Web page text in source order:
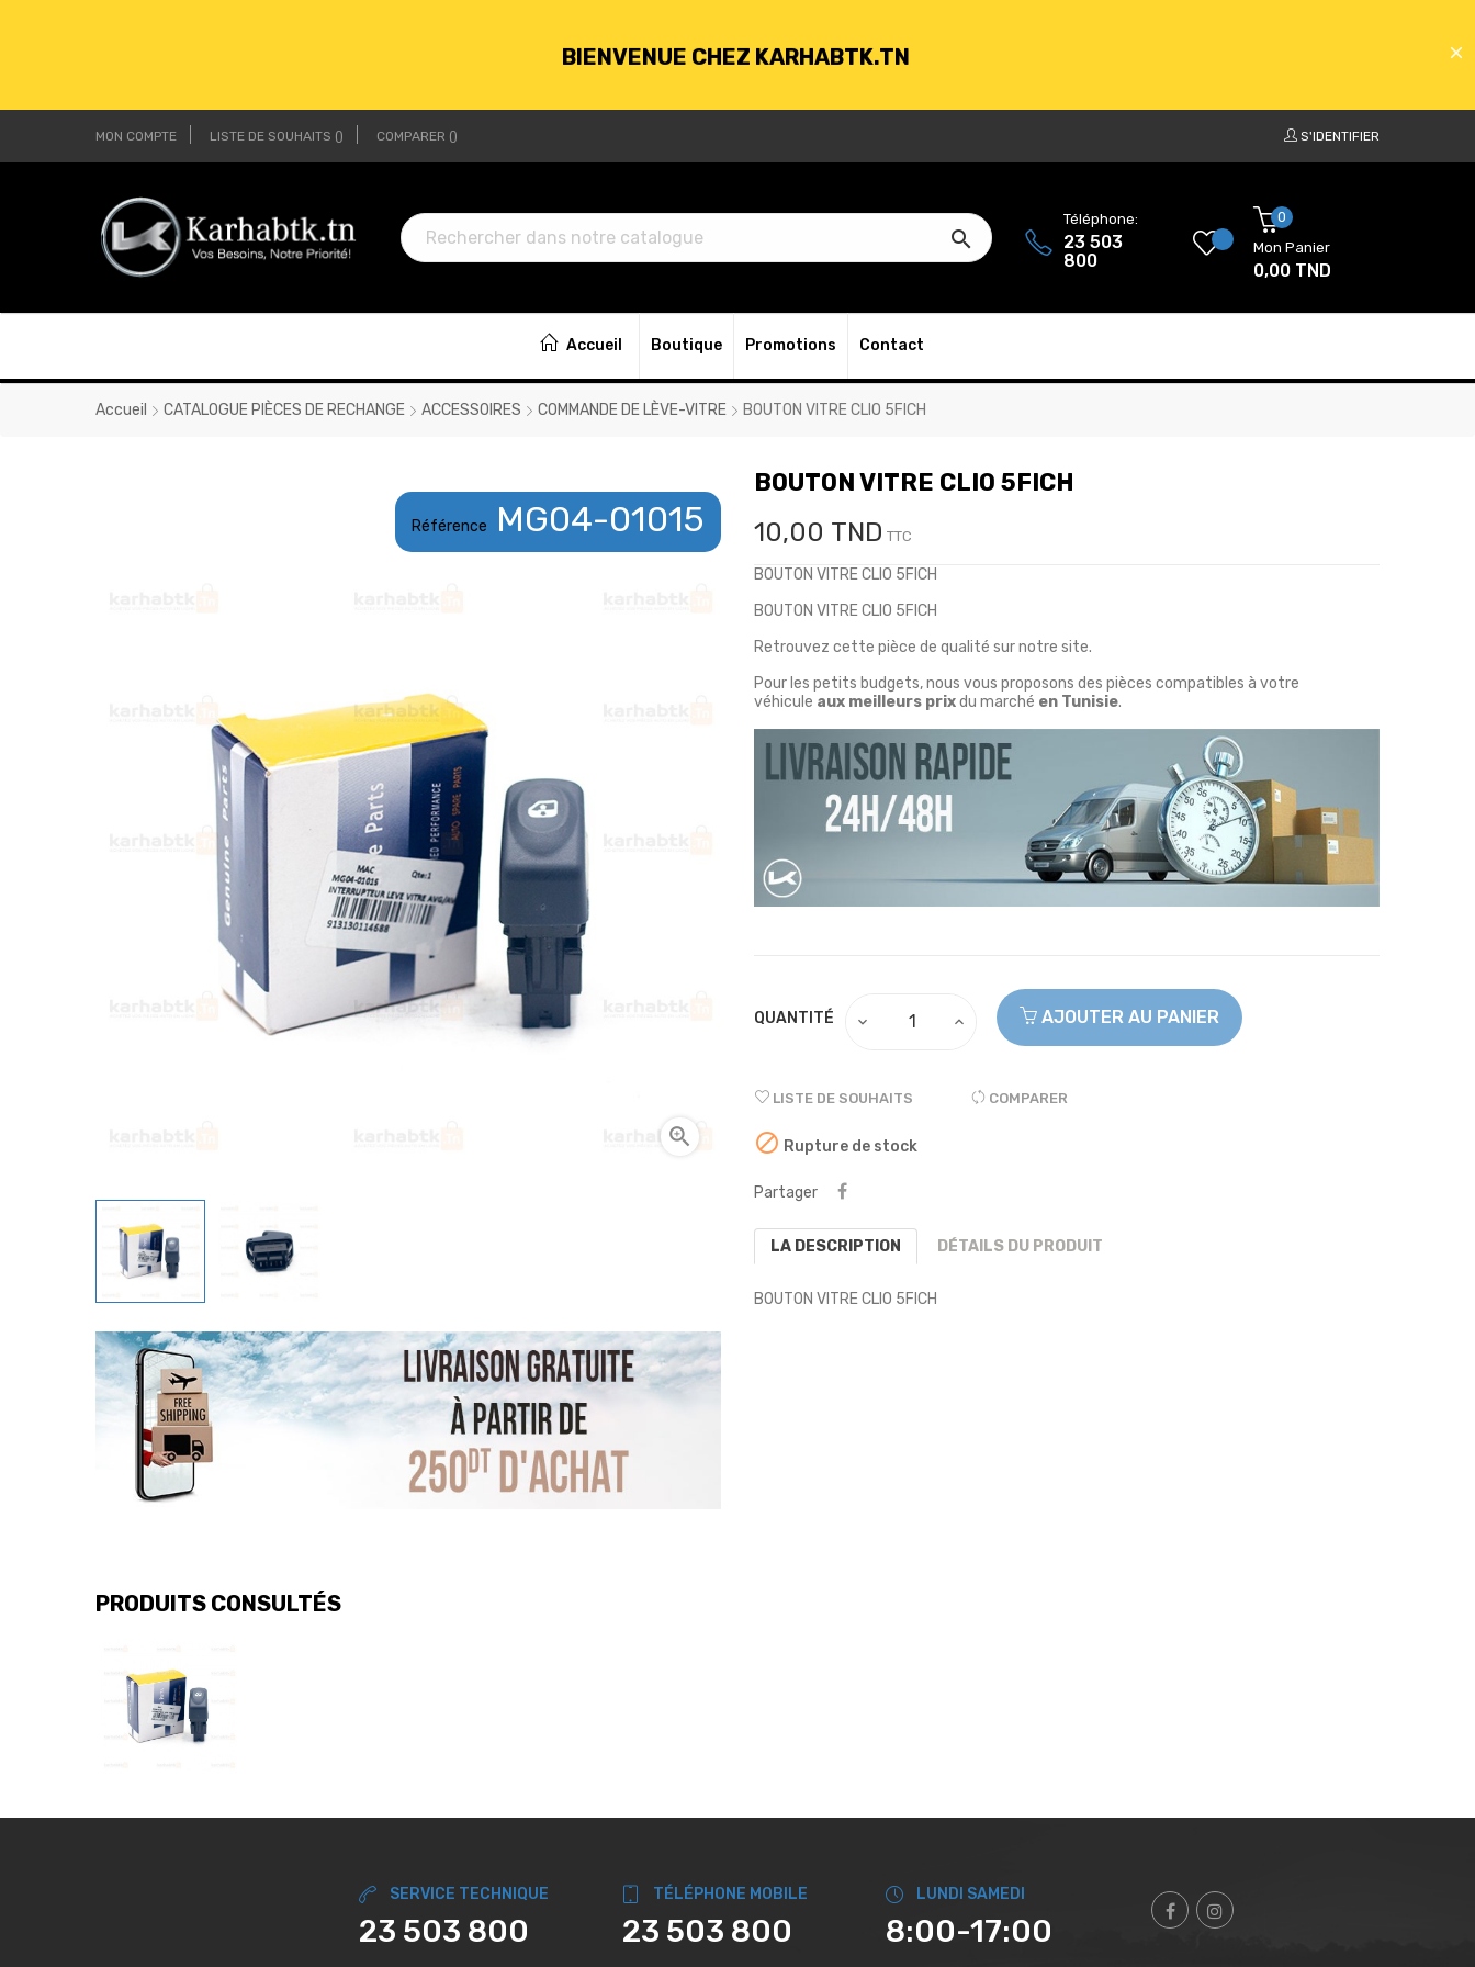
BIENVENUE CHEZ KARHABTK.TN
LIVRAISON GRATUITE À PARTIR DE 250DT D'ACHATS
BIENVENUE CHEZ KARHABTK.TN
LIVRAISON GRATUITE À PARTIR DE 250DT D'ACHATS
MON COMPTE LISTE DE SOUHAITS COMPARER S'IDENTIFIER

Téléphone:
23 503
800
0
Mon Panier
0,00 TND
Accueil Boutique Promotions Contact
Accueil CATALOGUE PIÈCES DE RECHANGE ACCESSOIRES COMMANDE DE LÈVE-VITRE BOUTON VITRE CLIO 5FICH
Référence MG04-01015

BOUTON VITRE CLIO 5FICH
10,00 TND TTC
BOUTON VITRE CLIO 5FICH
BOUTON VITRE CLIO 5FICH
Retrouvez cette pièce de qualité sur notre site.
Pour les petits budgets, nous vous proposons des pièces compatibles à votre
véhicule aux meilleurs prixdu marché en Tunisie.
QUANTITÉ AJOUTER AU PANIER
LISTE DE SOUHAITS COMPARER
 Rupture de stock
Partager
LA DESCRIPTION DÉTAILS DU PRODUIT
BOUTON VITRE CLIO 5FICH
PRODUITS CONSULTÉS
SERVICE TECHNIQUE
23 503 800
TÉLÉPHONE MOBILE
23 503 800
LUNDI SAMEDI
8:00-17:00